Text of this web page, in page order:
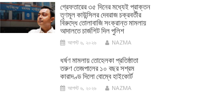
গ্রেফতারের ৩৫ দিনের মধ্যেই প্রাক্তন
তৃণমূল কাউন্সিলর দেবরাজ চক্রবর্তীর
বিরুদ্ধে তোলাবাজি সংক্রান্ত মামলায়
আদালতে চার্জশিট দিল পুলিশ
আগস্ট ৬, ২০২৬ NAZMA
ধর্ষণ মামলায় তোহেলকা প্রতিষ্ঠাতা
তরুণ তেজপালের ১০ বছর সশ্রম
কারাদণ্ড দিলো বোম্বে হাইকোর্ট
আগস্ট ৬, ২০২৬ NAZMA